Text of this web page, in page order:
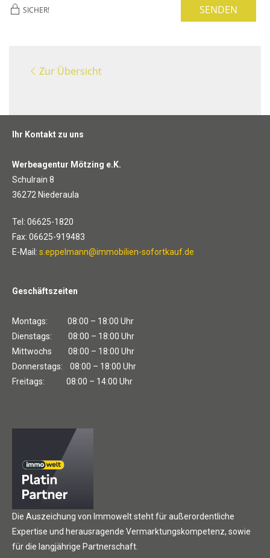
SICHER! SENDEN
Zur Übersicht
Ihr Kontakt zu uns
Werbeagentur Mötzing e.K.
Schulrain 8
36272 Niederaula
Tel: 06625-1820
Fax: 06625-919483
E-Mail: s.eppelmann@immobilien-sofortkauf.de
Geschäftszeiten
Montags: 08:00 – 18:00 Uhr
Dienstags: 08:00 – 18:00 Uhr
Mittwochs 08:00 – 18:00 Uhr
Donnerstags: 08:00 – 18:00 Uhr
Freitags: 08:00 – 14:00 Uhr
Die Auszeichung von Immowelt steht für außerordentliche
Expertise und herausragende Vermarktungskompetenz, sowie
für die langjährige Partnerschaft.